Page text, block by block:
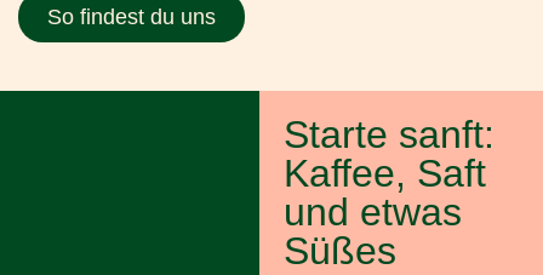
So findest du uns
Starte sanft:
Kaffee, Saft
und etwas
Süßes